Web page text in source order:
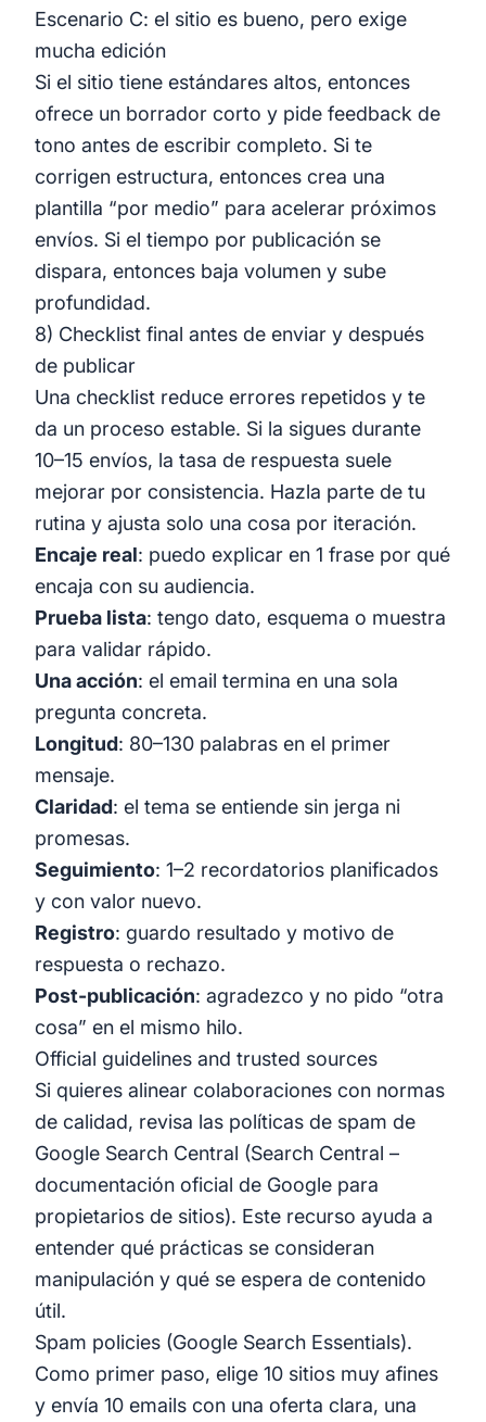
Escenario C: el sitio es bueno, pero exige
mucha edición
Si el sitio tiene estándares altos, entonces
ofrece un borrador corto y pide feedback de
tono antes de escribir completo. Si te
corrigen estructura, entonces crea una
plantilla “por medio” para acelerar próximos
envíos. Si el tiempo por publicación se
dispara, entonces baja volumen y sube
profundidad.
8) Checklist final antes de enviar y después
de publicar
Una checklist reduce errores repetidos y te
da un proceso estable. Si la sigues durante
10–15 envíos, la tasa de respuesta suele
mejorar por consistencia. Hazla parte de tu
rutina y ajusta solo una cosa por iteración.
Encaje real: puedo explicar en 1 frase por qué
encaja con su audiencia.
Prueba lista: tengo dato, esquema o muestra
para validar rápido.
Una acción: el email termina en una sola
pregunta concreta.
Longitud: 80–130 palabras en el primer
mensaje.
Claridad: el tema se entiende sin jerga ni
promesas.
Seguimiento: 1–2 recordatorios planificados
y con valor nuevo.
Registro: guardo resultado y motivo de
respuesta o rechazo.
Post-publicación: agradezco y no pido “otra
cosa” en el mismo hilo.
Official guidelines and trusted sources
Si quieres alinear colaboraciones con normas
de calidad, revisa las políticas de spam de
Google Search Central (Search Central –
documentación oficial de Google para
propietarios de sitios). Este recurso ayuda a
entender qué prácticas se consideran
manipulación y qué se espera de contenido
útil.
Spam policies (Google Search Essentials).
Como primer paso, elige 10 sitios muy afines
y envía 10 emails con una oferta clara, una